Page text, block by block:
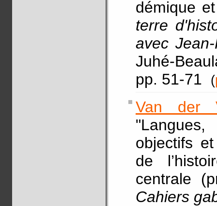
démique
terre
avec
Juhé-
pp. 51-71
(
Van der
objectifs
de
centrale
Cahiers